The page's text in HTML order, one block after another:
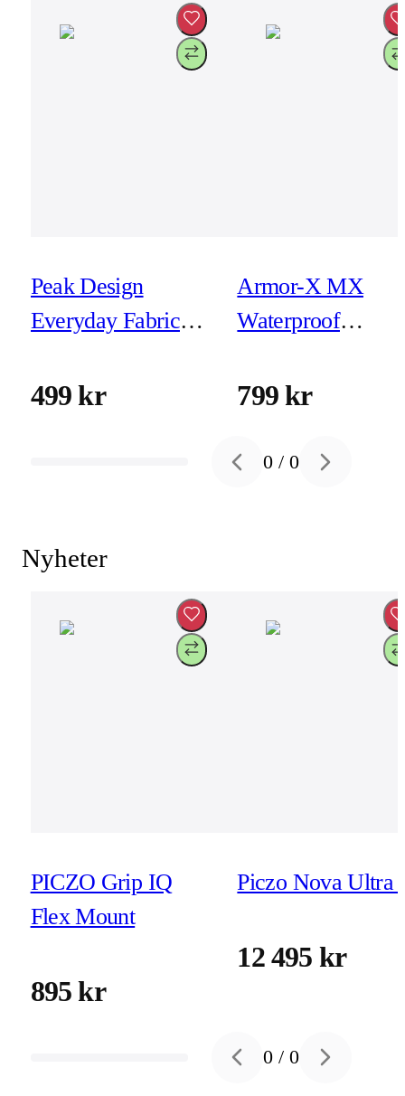
Peak Design
Everyday Fabric
Eclipse
499 kr
Armor-X MX
Waterproof
iPhone 16
799 kr
Previous slide
0 /0 Next slide
Nyheter
PICZO Grip IQ
Flex Mount
895 kr
Piczo Nova Ultra
12 495 kr
Previous slide
0 /0 Next slide